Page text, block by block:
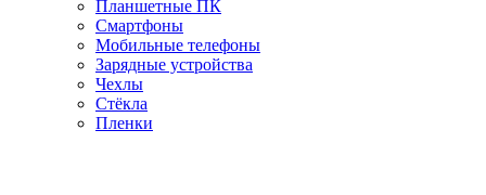
Планшетные ПК
Смартфоны
Мобильные телефоны
Зарядные устройства
Чехлы
Стёкла
Пленки